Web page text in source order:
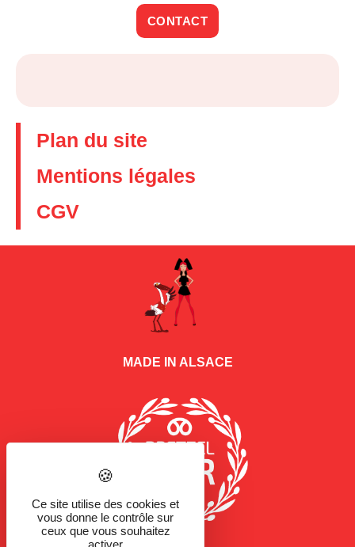
CONTACT
Plan du site
Mentions légales
CGV
MADE IN ALSACE
Ce site utilise des cookies et
vous donne le contrôle sur
ceux que vous souhaitez
activer